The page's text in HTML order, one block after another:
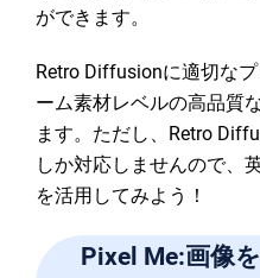
ができます。
Retro Diffusionに適切な
ーム素材レベルの高品質
ます。ただし、Retro
しか対応しませんので、
を活用してみよう！
Pixel Me:画像